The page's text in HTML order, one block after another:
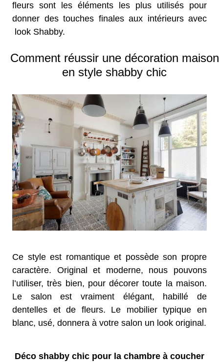
fleurs sont les éléments les plus utilisés pour
donner des touches finales aux intérieurs avec
look Shabby.
Comment réussir une décoration maison
en style shabby chic
Ce style est romantique et possède son propre
caractère. Original et moderne, nous pouvons
l’utiliser, très bien, pour décorer toute la maison.
Le salon est vraiment élégant, habillé de
dentelles et de fleurs. Le mobilier typique en
blanc, usé, donnera à votre salon un look original.
Déco shabby chic pour la chambre à coucher